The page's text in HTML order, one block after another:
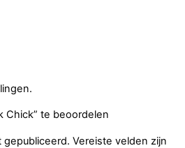
Chick” te beoordelen
Vereiste velden zijn